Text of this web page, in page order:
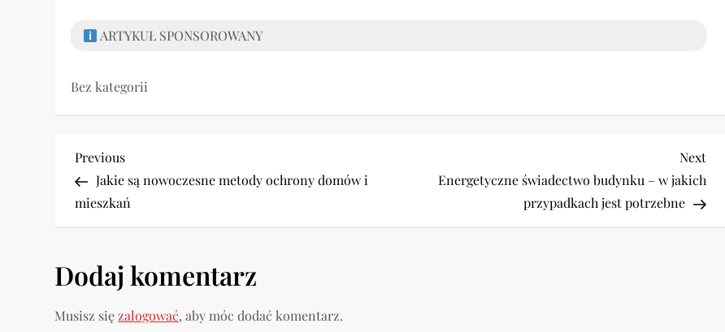
ARTYKUŁ SPONSOROWANY
Bez kategorii
N
a
i
g
Previous
Post
Previous
Jakie są nowoczesne metody ochrony domów i
mieszkań
Next
Post
Next
Energetyczne świadectwo budynku – w jakich
przypadkach jest potrzebne
Dodaj komentarz
Musisz sięzalogować, aby móc dodać komentarz.